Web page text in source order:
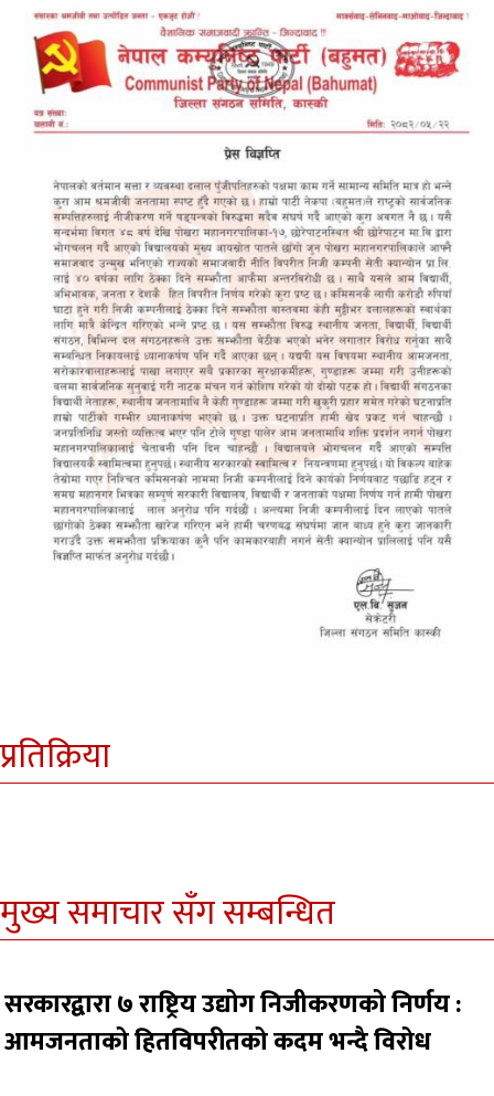
प्रतिक्रिया
मुख्य समाचार सँग सम्बन्धित
सरकारद्वारा ७ राष्ट्रिय उद्योग निजीकरणको निर्णय :
आमजनताको हितविपरीतको कदम भन्दै विरोध